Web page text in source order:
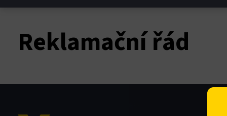
Reklamační řád